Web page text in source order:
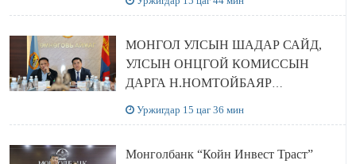
МОНГОЛ УЛСЫН ШАДАР САЙД,
УЛСЫН ОНЦГОЙ КОМИССЫН
ДАРГА Н.НОМТОЙБАЯР
Уржигдар 15 цаг 36 мин
Монголбанк “Койн Инвест Траст”